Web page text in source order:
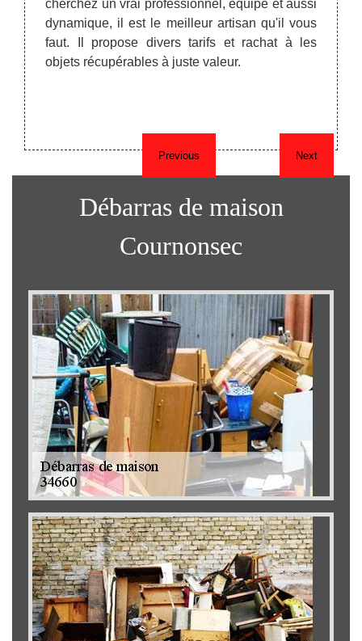
Previous
cherchez un vrai professionnel, équipe et aussi
dynamique, il est le meilleur artisan qu'il vous
faut. Il propose divers tarifs et rachat à les
objets récupérables à juste valeur.
prix
Next
Débarras de maison
Cournonsec